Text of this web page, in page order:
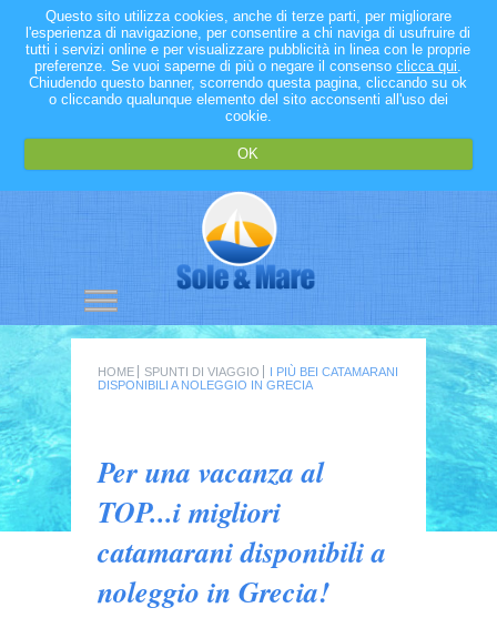
Questo sito utilizza cookies, anche di terze parti, per migliorare
l'esperienza di navigazione, per consentire a chi naviga di usufruire di
tutti i servizi online e per visualizzare pubblicità in linea con le proprie
preferenze. Se vuoi saperne di più o negare il consensoclicca qui
Chiudendo questo banner, scorrendo questa pagina, cliccando su ok
o cliccando qualunque elemento del sito acconsenti all'uso dei
cookie.
OK
HOME SPUNTI DI VIAGGIO
I PIÙ BEI CATAMARANI
DISPONIBILI A NOLEGGIO IN GRECIA
Per una vacanza al
TOP...i migliori
catamarani disponibili a
noleggio in Grecia!